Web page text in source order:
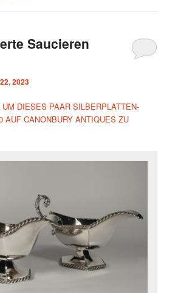
Saucieren
2023
DIESES PAAR SILBERPLATTEN-
AUF CANONBURY ANTIQUES ZU